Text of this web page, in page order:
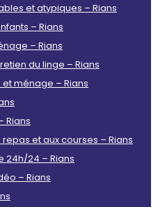
et atypiques – Rians
– Rians
– Rians
du linge – Rians
ménage – Rians
Rians
et aux courses – Rians
24h/24 – Rians
– Rians